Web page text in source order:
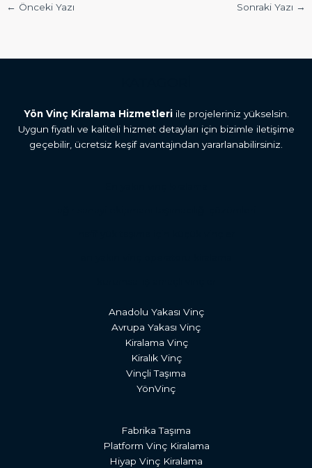
← Önceki Yazı Sonraki Yazı →
Yön Vinç Kiralama Hizmetleriile projeleriniz yükselsin.
Uygun fiyatlı ve kaliteli hizmet detayları için bizimle iletişime
geçebilir, ücretsiz keşif avantajından yararlanabilirsiniz.
Anadolu Yakası Vinç
Avrupa Yakası Vinç
Kiralama Vinç
Kiralık Vinç
Vinçli Taşıma
YönVinç
Fabrika Taşıma
Platform Vinç Kiralama
Hiyap Vinç Kiralama